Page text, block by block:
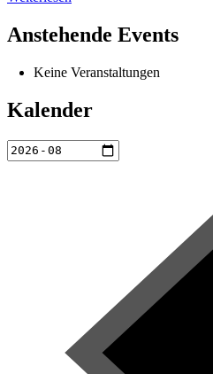
Anstehende Events
Keine Veranstaltungen
Kalender